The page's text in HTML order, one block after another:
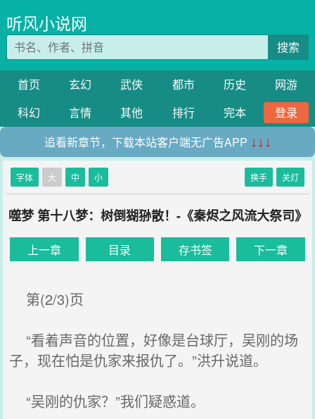
听风小说网
搜索
首页 玄幻 武侠 都市 历史
网游
科幻
言情 其他 排行 完本
登录
追看新章节，下载本站客户端无广告APP ↓↓↓
字体 大 中 小 换手 关灯
噬梦 第十八梦：树倒猢狲散！-《秦烬之风流大祭司》
上一章 目录 存书签 下一章
第(2/3)页
“看着声音的位置，好像是台球厅，吴刚的场
子，现在怕是仇家来报仇了。”洪升说道。
“吴刚的仇家？”我们疑惑道。